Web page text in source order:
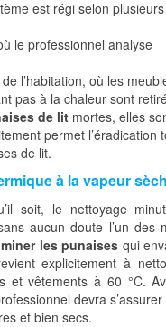
est régi selon
le professionnel analyse
l’habitation, où les
pas à la chaleur sont
de lit mortes, elles
permet l’éradication
de lit.
à la vapeur
soit, le nettoyage
aucun doute l’un des
les punaises qui
explicitement à
et vêtements à 60 °C.
devra
et bien secs.